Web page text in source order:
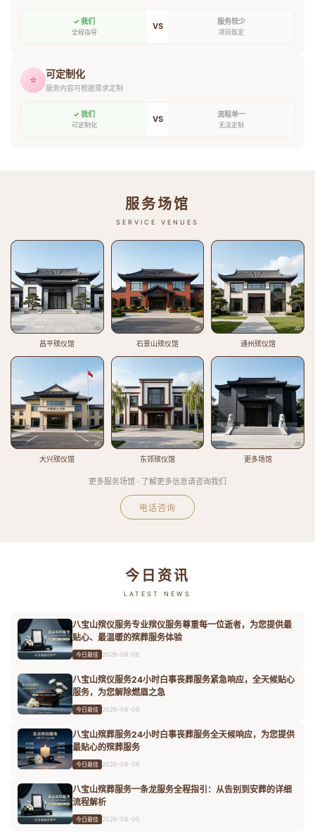
✓ 我们
全程指导
VS 服务较少
项目既定
⭐ 可定制化
服务内容可根据需求定制
✓ 我们
可定制化
VS 流程单一
无法定制
服务场馆
SERVICE VENUES
昌平殡仪馆 石景山殡仪馆 通州殡仪馆
大兴殡仪馆 东郊殡仪馆 更多场馆
更多服务场馆 · 了解更多信息请咨询我们
电话咨询
今日资讯
LATEST NEWS
八宝山殡仪服务专业殡仪服务尊重每一位逝者，为您提供最
贴心、最温暖的殡葬服务体验
今日最佳 2026-08-06
八宝山殡仪服务24小时白事丧葬服务紧急响应，全天候贴心
服务，为您解除燃眉之急
今日最佳 2026-08-06
八宝山殡葬服务24小时白事丧葬服务全天候响应，为您提供
最贴心的殡葬服务
今日最佳 2026-08-06
八宝山殡葬服务一条龙服务全程指引：从告别到安葬的详细
流程解析
今日最佳 2026-08-05